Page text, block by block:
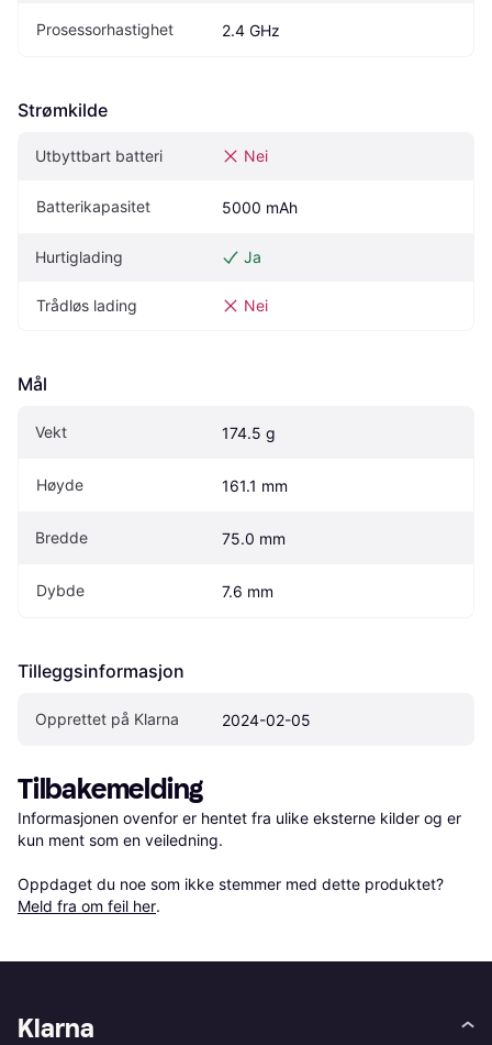
Prosessorhastighet 2.4 GHz
Strømkilde
Utbyttbart batteri Nei
Batterikapasitet 5000 mAh
Hurtiglading Ja
Trådløs lading Nei
Mål
Vekt 174.5 g
Høyde 161.1 mm
Bredde 75.0 mm
Dybde 7.6 mm
Tilleggsinformasjon
Opprettet på Klarna 2024-02-05
Tilbakemelding
Informasjonen ovenfor er hentet fra ulike eksterne kilder og er
kun ment som en veiledning.
Oppdaget du noe som ikke stemmer med dette produktet?
Meld fra om feil her.
Klarna